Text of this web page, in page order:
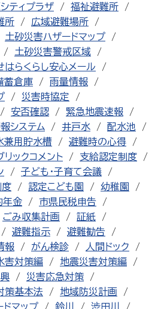
ティプラザ
福祉避難所
所
広域避難場所
土砂災害ハザードマップ
土砂災害警戒区域
はらくらし安心メール
蓄倉庫
雨量情報
災害時協定
安否確認
緊急地震速報
システム 井戸水
配水池
兼用貯水槽
避難時の心得
リックコメント
支給認定制度
子ども・子育て会議
度
認定こども園
幼稚園
年金
市県民税申告
ごみ収集計画
証紙
避難指示
避難勧告
報 がん検診
人間ドック
害対策編
地震災害対策編
災害応急対策
策基本法
地域防災計画
マップ 鈴川
渋田川